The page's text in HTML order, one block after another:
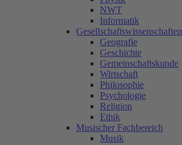
NWT
Informatik
Gesellschaftswissenschaften
Geografie
Geschichte
Gemeinschaftskunde
Wirtschaft
Philosophie
Psychologie
Religion
Ethik
Musischer Fachbereich
Musik